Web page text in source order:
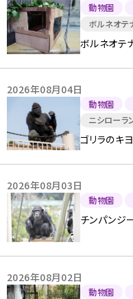
動物園
ボルネオテ
ボルネオテ
2026年08月04日
動物園
ニシローラ
ゴリラのキ
2026年08月03日
動物園
チンパンジ
2026年08月02日
動物園